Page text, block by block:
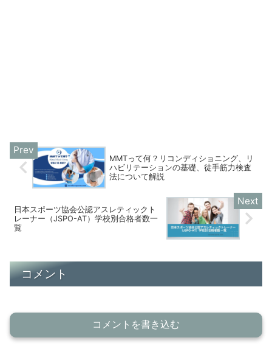
MMTって何？リコンディショニング、リ
ハビリテーションの基礎、徒手筋力検査
法について解説
日本スポーツ協会公認アスレティックト
レーナー（JSPO-AT）学校別合格者数一
覧
コメント
コメントを書き込む